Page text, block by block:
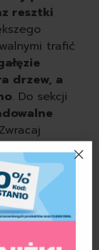
resztki
trafić
drzew, a
. Do sekcji
–są z
do
worków